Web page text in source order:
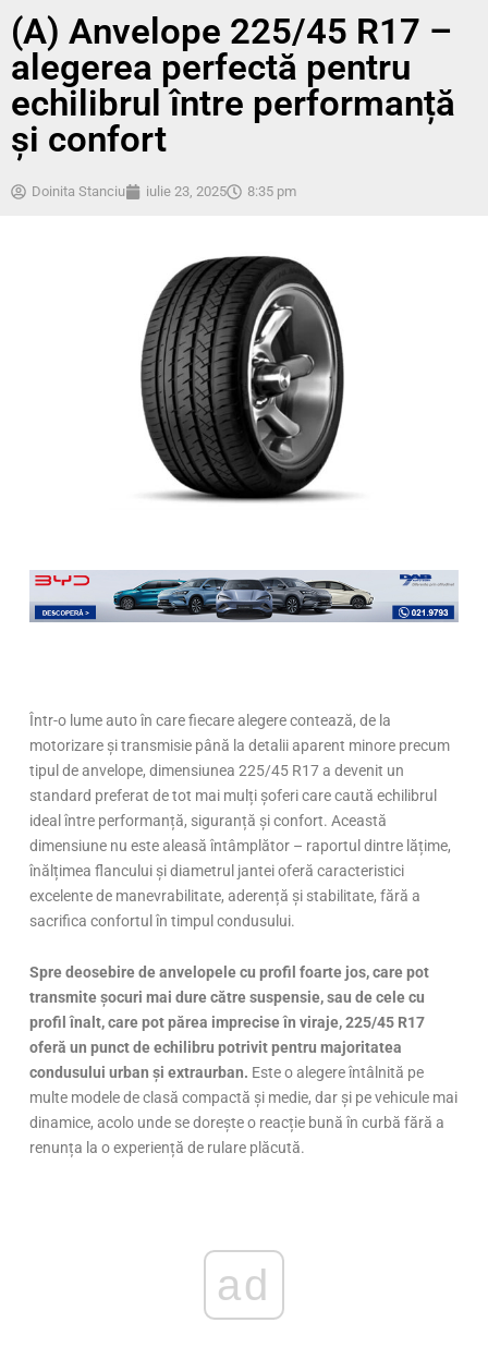
(A) Anvelope 225/45 R17 –
alegerea perfectă pentru
echilibrul între performanță
și confort
Doinita Stanciu iulie 23, 2025 8:35 pm
Într-o lume auto în care fiecare alegere contează, de la
motorizare și transmisie până la detalii aparent minore precum
tipul de anvelope, dimensiunea 225/45 R17 a devenit un
standard preferat de tot mai mulți șoferi care caută echilibrul
ideal între performanță, siguranță și confort. Această
dimensiune nu este aleasă întâmplător – raportul dintre lățime,
înălțimea flancului și diametrul jantei oferă caracteristici
excelente de manevrabilitate, aderență și stabilitate, fără a
sacrifica confortul în timpul condusului.
Spre deosebire de anvelopele cu profil foarte jos, care pot
transmite șocuri mai dure către suspensie, sau de cele cu
profil înalt, care pot părea imprecise în viraje, 225/45 R17
oferă un punct de echilibru potrivit pentru majoritatea
condusului urban și extraurban. Este o alegere întâlnită pe
multe modele de clasă compactă și medie, dar și pe vehicule mai
dinamice, acolo unde se dorește o reacție bună în curbă fără a
renunța la o experiență de rulare plăcută.
ad